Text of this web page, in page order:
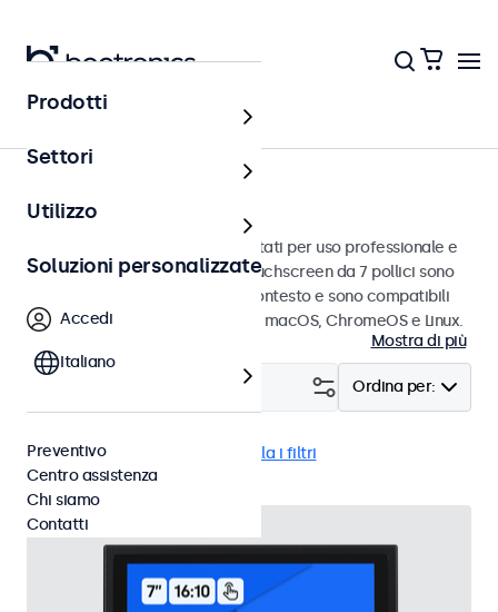
Touchscreen
Touchscreen da 7 pollici
Touchscreen da 7 pollici progettati per uso professionale e
uso continuo. Questi monitor touchscreen da 7 pollici sono
facili da integrare in qualsiasi contesto e sono compatibili
con i sistemi operativi Windows, macOS, ChromeOS e Linux.
Mostra di più
Ordina per:
Touchscreen 7 pollici Cancella i filtri
Prodotti
Settori
Utilizzo
Soluzioni personalizzate
Accedi
Italiano
Preventivo
Centro assistenza
Chi siamo
Contatti